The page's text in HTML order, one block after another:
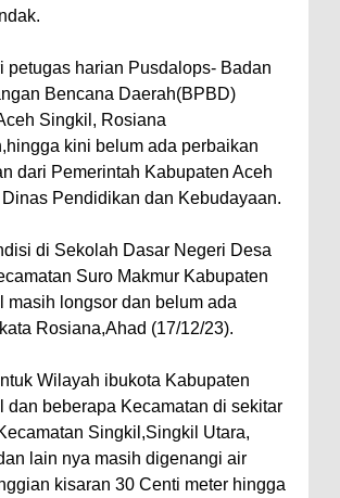
petugas harian Pusdalops- Badan
Bencana Daerah(BPBD)
Singkil, Rosiana
kini belum ada perbaikan
dari Pemerintah Kabupaten Aceh
Pendidikan dan Kebudayaan.
di Sekolah Dasar Negeri Desa
Suro Makmur Kabupaten
masih longsor dan belum ada
Rosiana,Ahad (17/12/23).
Wilayah ibukota Kabupaten
dan beberapa Kecamatan di sekitar
Singkil,Singkil Utara,
lain nya masih digenangi air
kisaran 30 Centi meter hingga